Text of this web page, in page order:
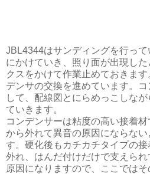
JBL4344はサンディングを行っ
にかけていき、照り面が出現し
クスをかけて作業止めておきま
デンサの交換を進めています。
して、配線図とにらめっこしな
ていきます。
コンデンサーは粘度の高い接着
から外れて異音の原因にならない
す。硬化後もカチカチタイプの
外れ、はんだ付けだけで支えら
原因になりますので、ここでは